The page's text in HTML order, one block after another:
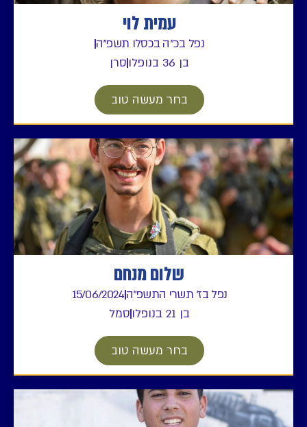
עמית לוי
נפל בכ"ה בכסלו תשפ"ה
בן 36 בנופלו
סרן
בחר מעשה טוב
שלום מנחם
נפל בז' תשרי התשפ"ה15/06/2024
בן 21 בנופלו
סמל
בחר מעשה טוב